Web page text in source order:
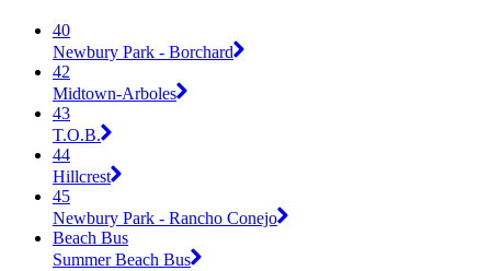
40
Newbury Park - Borchard
42
Midtown-Arboles
43
T.O.B.
44
Hillcrest
45
Newbury Park - Rancho Conejo
Beach Bus
Summer Beach Bus